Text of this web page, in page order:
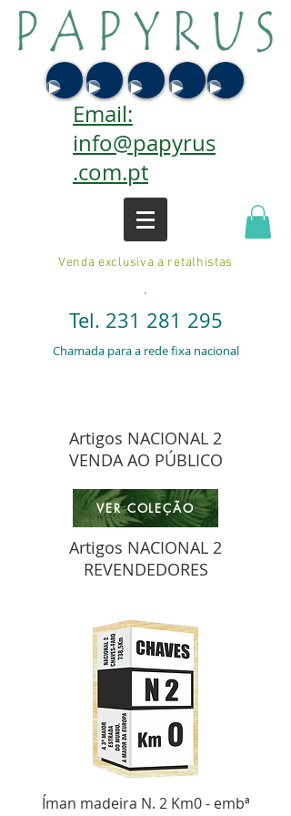
Email:
info@papyrus
.com.pt
Venda exclusiva a retalhistas
.
Tel. 231 281 295
Chamada para a rede fixa nacional
Artigos NACIONAL 2
VENDA AO PÚBLICO
VER COLEÇÃO
Artigos NACIONAL 2
REVENDEDORES
Íman madeira N. 2 Km0 - embª